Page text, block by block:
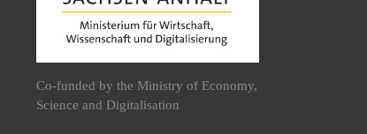
Co-funded by the Ministry of Economy,
Science and Digitalisation